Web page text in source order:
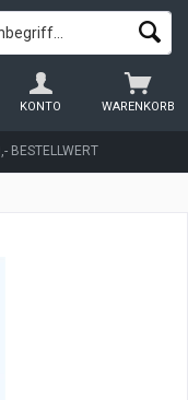
BESTELLWERT
WARENKORB
KONTO